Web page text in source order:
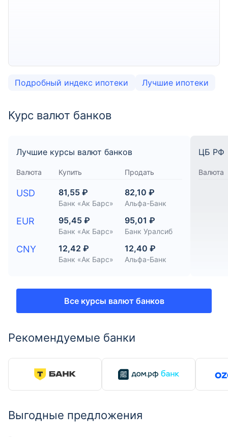
Подробный индекс ипотеки Лучшие ипотеки
Курс валют банков
Лучшие курсы валют банков
Валюта Купить Продать
USD 81,55 ₽
Банк «Ак Барс»
82,10 ₽
Альфа-Банк
EUR 95,45 ₽
Банк «Ак Барс»
95,01 ₽
Банк Уралсиб
CNY 12,42 ₽
Банк «Ак Барс»
12,40 ₽
Альфа-Банк
ЦБ РФ
Валюта
Все курсы валют банков
Рекомендуемые банки
Выгодные предложения